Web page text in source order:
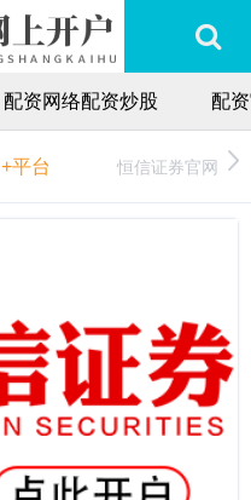
配资网络配资炒股 配
+平台 恒信证券官网